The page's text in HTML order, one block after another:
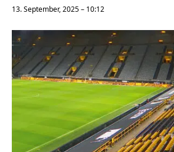
13. September, 2025 – 10:12